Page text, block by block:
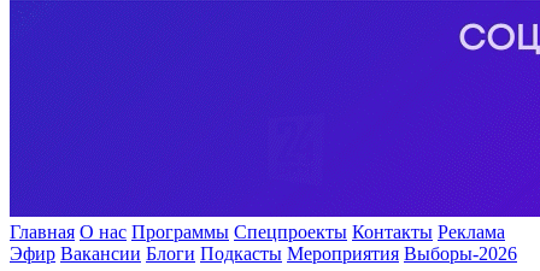
Главная О нас Программы Спецпроекты Контакты Реклама
Эфир Вакансии Блоги Подкасты Мероприятия Выборы-2026